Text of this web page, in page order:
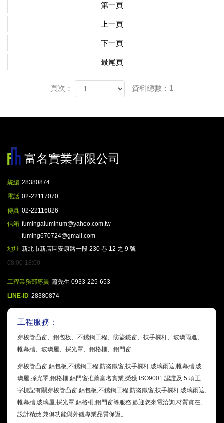
第一頁
上一頁
下一頁
最尾頁
頁次： 資料總數：1
富名實業有限公司
統編 28380874
電話 02-22117070
傳真 02-22116826
信箱 fumingaluminum@yahoo.com.tw
fuming670724@gmail.com
地址 新北市新店區安康路一段 230 巷 12 之 9 號
08:00-18:00
工程業務部專員 蕭先生 0933-225-653
LINE-ID 28380874
工程服務：
穿梭管凸窗、鋁包板、不銹鋼工程、防盜鐵窗、扶手欄杆、玻璃雨遮、
帷幕牆、玻璃屋、採光罩、鋁格柵、鋁門窗
穿梭管凸窗,鋁包板,不銹鋼工程,防盜鐵窗,扶手欄杆,玻璃雨遮,帷幕牆,玻
璃屋,採光罩,鋁格柵,鋁門窗推薦富名實業,榮獲 ISO9001 認證及 5 項正
字標記有關穿梭管凸窗,鋁包板,不銹鋼工程,防盜鐵窗,扶手欄杆,玻璃雨遮,
帷幕牆,玻璃屋,採光罩,鋁格柵,鋁門窗等服務,歡迎您來電洽詢,材質實在,
設計精緻,兼俱功能與外觀專業品質保證。